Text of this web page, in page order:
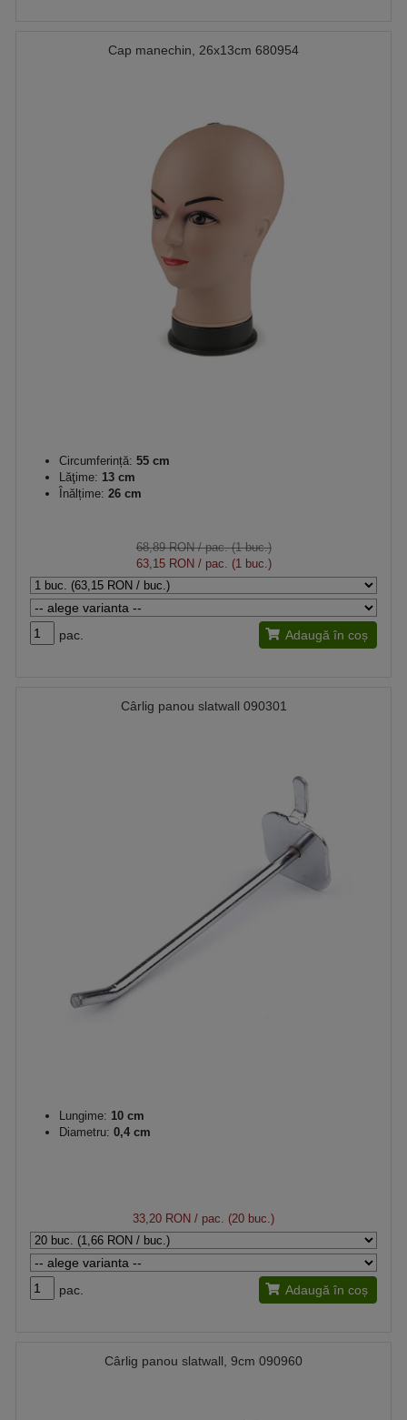
Cap manechin, 26x13cm 680954
Circumferință: 55 cm
Lăţime: 13 cm
Înălțime: 26 cm
68,89 RON/ pac. (1 buc.)
63,15 RON/ pac. (1 buc.)
pac. Adaugă în coș
Cârlig panou slatwall 090301
Lungime: 10 cm
Diametru: 0,4 cm
33,20 RON / pac. (20 buc.)
pac. Adaugă în coș
Cârlig panou slatwall, 9cm 090960